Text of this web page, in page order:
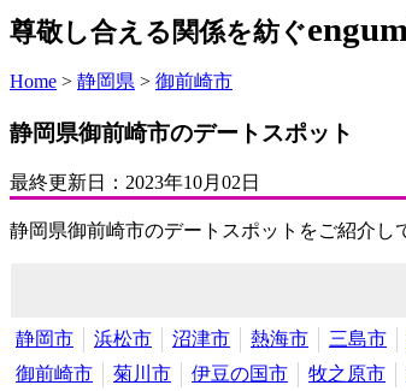
尊敬し合える関係を紡ぐ
Home > 静岡県 > 御前崎市
静岡県御前崎市のデートスポット
最終更新日： 2023年10月02日
静岡県御前崎市のデートスポットをご紹介し
静岡市 浜松市 沼津市 熱海市 三島市
御前崎市
菊川市 伊豆の国市 牧之原市